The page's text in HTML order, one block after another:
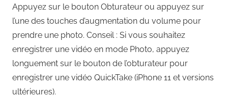
Appuyez sur le bouton Obturateur ou appuyez sur
l’une des touches d’augmentation du volume pour
prendre une photo. Conseil : Si vous souhaitez
enregistrer une vidéo en mode Photo, appuyez
longuement sur le bouton de l’obturateur pour
enregistrer une vidéo QuickTake (iPhone 11 et versions
ultérieures).